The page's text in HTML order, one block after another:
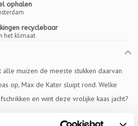
ophalen
recyclebaar
het klimaat
alle muizen de meeste stukken daarvan
op, Max de Kater sluipt rond. Welke
en wint deze vrolijke kaas jacht?